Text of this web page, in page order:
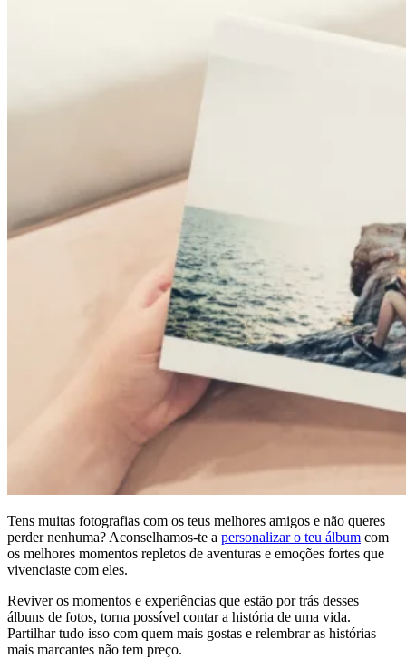
Tens muitas fotografias com os teus melhores amigos e não queres
perder nenhuma? Aconselhamos-te a personalizar o teu álbum com
os melhores momentos repletos de aventuras e emoções fortes que
vivenciaste com eles.
Reviver os momentos e experiências que estão por trás desses
álbuns de fotos, torna possível contar a história de uma vida.
Partilhar tudo isso com quem mais gostas e relembrar as histórias
mais marcantes não tem preço.